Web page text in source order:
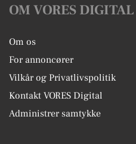
OM VORES DIGITAL
Om os
For annoncører
Vilkår og Privatlivspolitik
Kontakt VORES Digital
Administrer samtykke